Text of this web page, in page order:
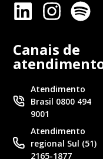
Canais de
Atendimento
Brasil 0800 494
9001
Atendimento
regional Sul (51)
2165-1877